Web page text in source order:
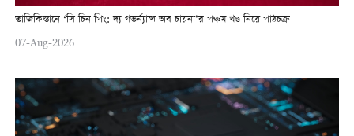
তাজিকিস্তানে ‘সি চিন পিং: দ্য গভর্ন্যান্স অব চায়না’র পঞ্চম খণ্ড নিয়ে পাঠচক্র
07-Aug-2026